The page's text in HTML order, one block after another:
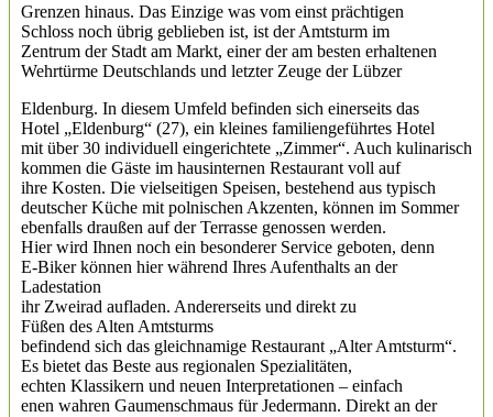
Grenzen hinaus. Das Einzige was vom einst prächtigen
Schloss noch übrig geblieben ist, ist der Amtsturm im
Zentrum der Stadt am Markt, einer der am besten erhaltenen
Wehrtürme Deutschlands und letzter Zeuge der Lübzer
Eldenburg. In diesem Umfeld befinden sich einerseits das
Hotel „Eldenburg“ (27), ein kleines familiengeführtes Hotel
mit über 30 individuell eingerichtete „Zimmer“. Auch kulinarisch
kommen die Gäste im hausinternen Restaurant voll auf
ihre Kosten. Die vielseitigen Speisen, bestehend aus typisch
deutscher Küche mit polnischen Akzenten, können im Sommer
ebenfalls draußen auf der Terrasse genossen werden.
Hier wird Ihnen noch ein besonderer Service geboten, denn
E-Biker können hier während Ihres Aufenthalts an der
Ladestation
ihr Zweirad aufladen. Andererseits und direkt zu
Füßen des Alten Amtsturms
befindend sich das gleichnamige Restaurant „Alter Amtsturm“.
Es bietet das Beste aus regionalen Spezialitäten,
echten Klassikern und neuen Interpretationen – einfach
enen wahren Gaumenschmaus für Jedermann. Direkt an der